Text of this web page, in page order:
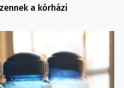
a kórházi